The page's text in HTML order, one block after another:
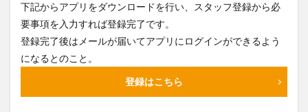
下記からアプリをダウンロードを行い、スタッフ登録から必
要事項を入力すれば登録完了です。
登録完了後はメールが届いてアプリにログインができるよう
になるとのこと。
登録はこちら